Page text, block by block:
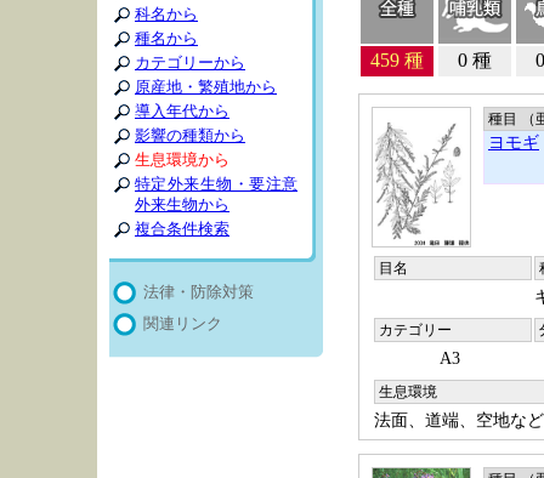
科名から
種名から
カテゴリーから
原産地・繁殖地から
導入年代から
影響の種類から
生息環境から
特定外来生物・要注意
外来生物から
複合条件検索
法律・防除対策
関連リンク
459 種 0 種
種目 （
ヨモギ
目名
カテゴリー
A3
生息環境
法面、道端、空地など